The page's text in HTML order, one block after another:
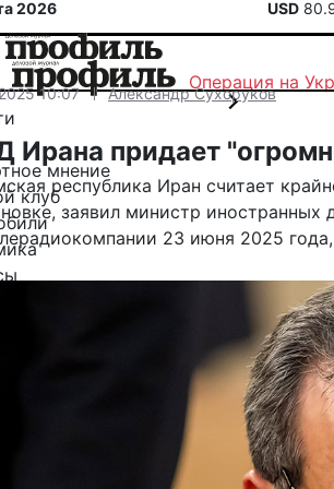
2026 USD
мнение
клуб
рубрики
«Юрий Мамлеев»
Операция на
10:07 Александр Сухоруков
придает
республика Иран считает
заявил министр
23 июня 2025